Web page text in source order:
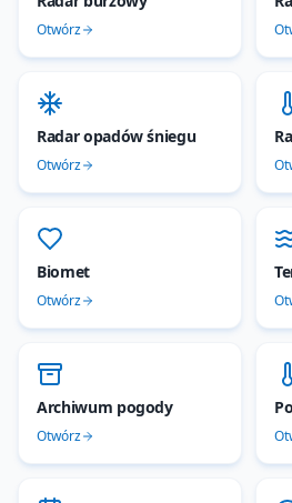
Otwórz
Radar opadów śniegu
Otwórz
Biomet
Otwórz
Archiwum pogody
Otwórz